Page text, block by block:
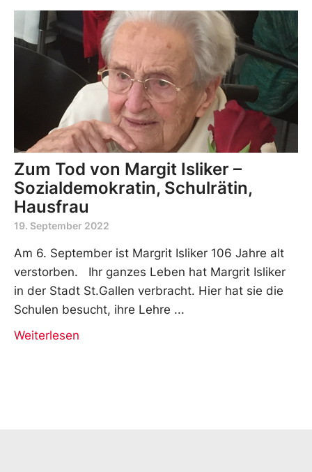
Zum Tod von Margit Isliker –
Sozialdemokratin, Schulrätin,
Hausfrau
19. September 2022
Am 6. September ist Margrit Isliker 106 Jahre alt
verstorben. Ihr ganzes Leben hat Margrit Isliker
in der Stadt St.Gallen verbracht. Hier hat sie die
Schulen besucht, ihre Lehre
Weiterlesen